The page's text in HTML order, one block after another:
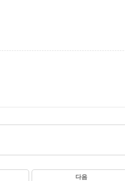
다음